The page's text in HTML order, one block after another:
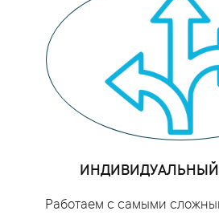
Работаем с самыми